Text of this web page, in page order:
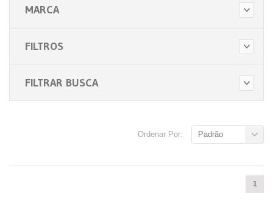
MARCA
FILTROS
FILTRAR BUSCA
Ordenar Por: Padrão
1